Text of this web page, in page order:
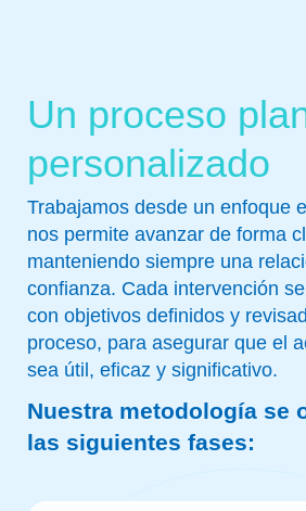
Un proceso
personalizado
Trabajamos desde un enfoque
nos permite avanzar de forma
manteniendo siempre una
confianza. Cada intervención
con objetivos definidos y
proceso, para asegurar que el
sea útil, eficaz y significativo.
Nuestra metodología se
las siguientes fases: